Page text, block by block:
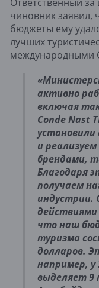
чиновник заявил,
бюджеты ему
лучших
международными
активно
включая
Conde Nast
и
брендами,
Благодаря
получаем
индустрии.
что наш
туризма
долларов.
например,
выделяет 9